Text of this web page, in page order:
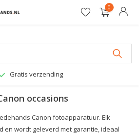
0
occasions
Canon fotoapparatuur. Elk
en wordt geleverd met garantie, ideaal